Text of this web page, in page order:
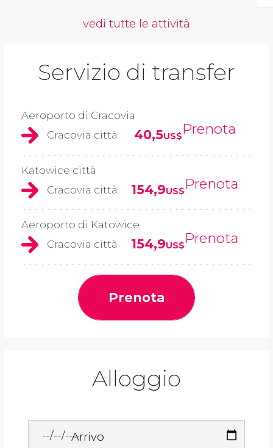
vedi tutte le attività
Servizio di transfer
Aeroporto di Cracovia
Cracovia città
40,5US$Prenota
Katowice città
Cracovia città
154,9US$Prenota
Aeroporto di Katowice
Cracovia città
154,9US$Prenota
Prenota
Alloggio
Arrivo